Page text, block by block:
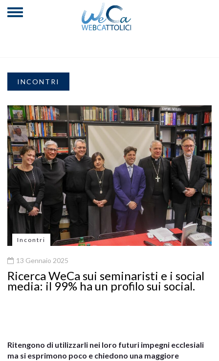
INCONTRI
Incontri
13 Gennaio 2025
Ricerca WeCa sui seminaristi e i social
media: il 99% ha un profilo sui social.
Ritengono di utilizzarli nei loro futuri impegni ecclesiali
ma si esprimono poco e chiedono una maggiore